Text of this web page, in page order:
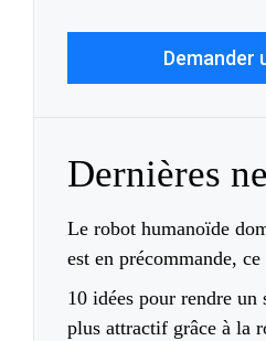
Demander
Dernières
Le robot humanoïde
est en précommande,
10 idées pour rendre un
plus attractif grâce à la